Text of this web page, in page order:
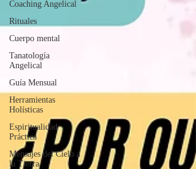
Coaching Angelical
Rituales
Cuerpo mental
Tanatología
Angelical
Guía Mensual
Herramientas
Holísticas
Espiritualidad
Práctica
Mensajes del Cielo a
la Tierra